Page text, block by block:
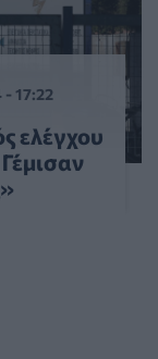
17:22
ελέγχου